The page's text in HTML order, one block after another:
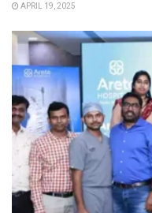
APRIL 19, 2025